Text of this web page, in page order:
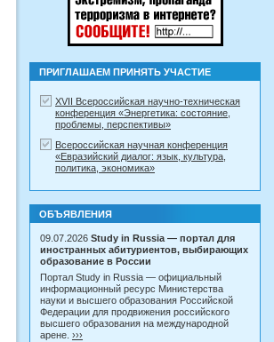
ПРИГЛАШАЕМ ПРИНЯТЬ УЧАСТИЕ
XVII Всероссийская научно-техническая
конференция «Энергетика: состояние,
проблемы, перспективы»
Всероссийская научная конференция
«Евразийский диалог: язык, культура,
политика, экономика»
ОБЪЯВЛЕНИЯ
09.07.2026 Study in Russia — портал для
иностранных абитуриентов, выбирающих
образование в России
Портал Study in Russia — официальный
информационный ресурс Министерства
науки и высшего образования Российской
Федерации для продвижения российского
высшего образования на международной
арене. ›››